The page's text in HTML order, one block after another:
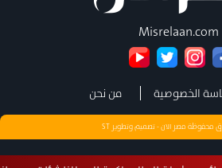
Misrelaan.com
الخصوصية من نحن
محفوظة مصر الان - تصميم وتطويرST